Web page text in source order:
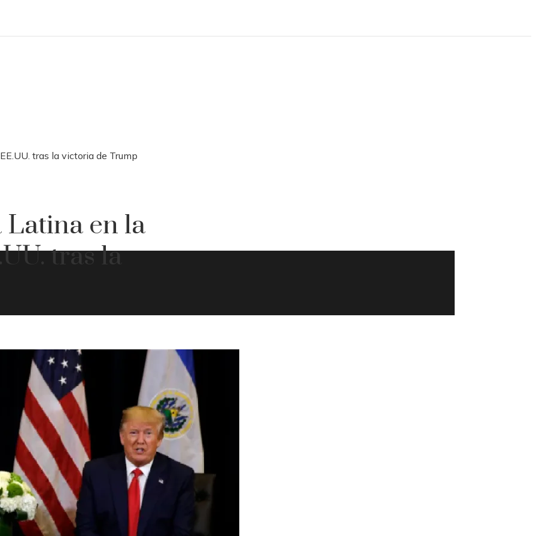
tras la victoria de Trump
en la
tras la